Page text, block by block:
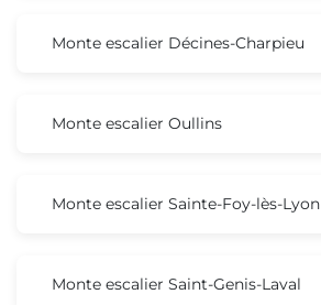
Monte escalier Décines-Charpieu
Monte escalier Oullins
Monte escalier Sainte-Foy-lès-Lyon
Monte escalier Saint-Genis-Laval